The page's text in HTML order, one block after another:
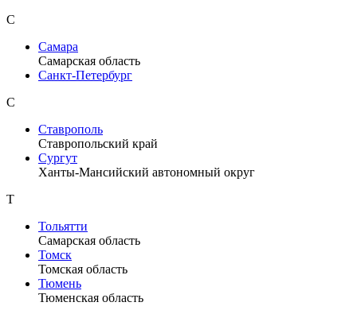
С
Самара
Самарская область
Санкт-Петербург
С
Ставрополь
Ставропольский край
Сургут
Ханты-Мансийский автономный округ
Т
Тольятти
Самарская область
Томск
Томская область
Тюмень
Тюменская область